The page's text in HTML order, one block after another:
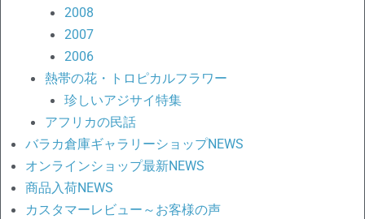
2008
2007
2006
熱帯の花・トロピカルフラワー
珍しいアジサイ特集
アフリカの民話
バラカ倉庫ギャラリーショップNEWS
オンラインショップ最新NEWS
商品入荷NEWS
カスタマーレビュー～お客様の声